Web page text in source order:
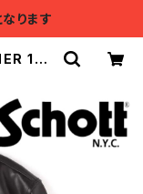
ります
1st